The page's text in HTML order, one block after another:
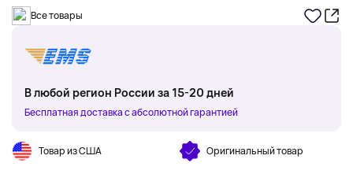
Все товары
В любой регион России за 15-20 дней
Бесплатная доставка с абсолютной гарантией
Товар из США Оригинальный товар